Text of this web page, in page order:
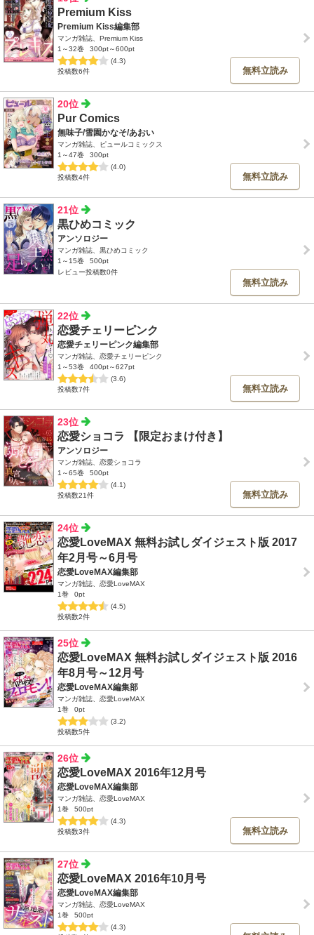
Premium Kiss
Premium Kiss編集部
マンガ雑誌、Premium Kiss
1～32巻
300pt～600pt
(4.3)
投稿数6件
無料立読み
20位
Pur Comics
無味子/雪園かなそ/あおい
マンガ雑誌、ピュールコミックス
1～47巻
300pt
(4.0)
投稿数4件
無料立読み
21位
黒ひめコミック
アンソロジー
マンガ雑誌、黒ひめコミック
1～15巻
500pt
レビュー投稿数0件
無料立読み
22位
恋愛チェリーピンク
恋愛チェリーピンク編集部
マンガ雑誌、恋愛チェリーピンク
1～53巻
400pt～627pt
(3.6)
投稿数7件
無料立読み
23位
恋愛ショコラ 【限定おまけ付き】
アンソロジー
マンガ雑誌、恋愛ショコラ
1～65巻
500pt
(4.1)
投稿数21件
無料立読み
24位
恋愛LoveMAX 無料お試しダイジェスト版 2017
年2月号～6月号
恋愛LoveMAX編集部
マンガ雑誌、恋愛LoveMAX
1巻
0pt
(4.5)
投稿数2件
25位
恋愛LoveMAX 無料お試しダイジェスト版 2016
年8月号～12月号
恋愛LoveMAX編集部
マンガ雑誌、恋愛LoveMAX
1巻
0pt
(3.2)
投稿数5件
26位
恋愛LoveMAX 2016年12月号
恋愛LoveMAX編集部
マンガ雑誌、恋愛LoveMAX
1巻
500pt
(4.3)
投稿数3件
無料立読み
27位
恋愛LoveMAX 2016年10月号
恋愛LoveMAX編集部
マンガ雑誌、恋愛LoveMAX
1巻
500pt
(4.3)